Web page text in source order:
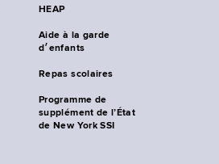
HEAP
Aide à la garde
d׳enfants
Repas scolaires
Programme de
supplément de l’État
de New York SSI